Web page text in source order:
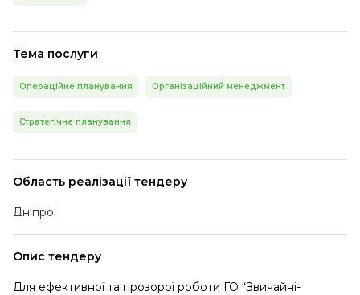
Тема послуги
Операційне планування Організаційний менеджмент
Стратегічне планування
Область реалізації тендеру
Дніпро
Опис тендеру
Для ефективної та прозорої роботи ГО “Звичайні-